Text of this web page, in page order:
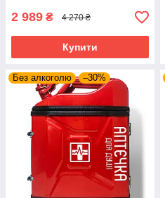
2 989 ₴ 4 270 ₴
Купити
Без алкоголю –30%